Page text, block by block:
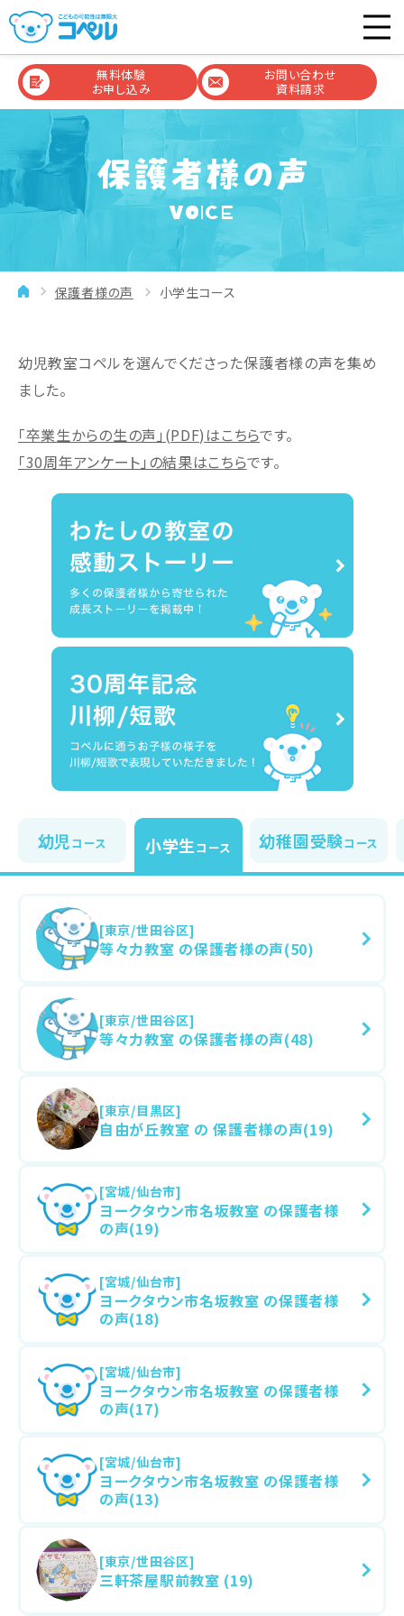
無料体験
お申し込み
お問い合わせ
資料請求
VOICE
保護者様の声 小学生コース
幼児教室コペルを選んでくださった保護者様の声を集め
ました。
「卒業生からの生の声」(PDF)はこちらです。
「30周年アンケート」の結果はこちらです。
幼児コース 小学生コース 幼稚園受験コース
[東京/世田谷区]
等々力教室 の保護者様の声(50)
[東京/世田谷区]
等々力教室 の保護者様の声(48)
[東京/目黒区]
自由が丘教室 の 保護者様の声(19)
[宮城/仙台市]
ヨークタウン市名坂教室 の保護者様
の声(19)
[宮城/仙台市]
ヨークタウン市名坂教室 の保護者様
の声(18)
[宮城/仙台市]
ヨークタウン市名坂教室 の保護者様
の声(17)
[宮城/仙台市]
ヨークタウン市名坂教室 の保護者様
の声(13)
[東京/世田谷区]
三軒茶屋駅前教室 (19)